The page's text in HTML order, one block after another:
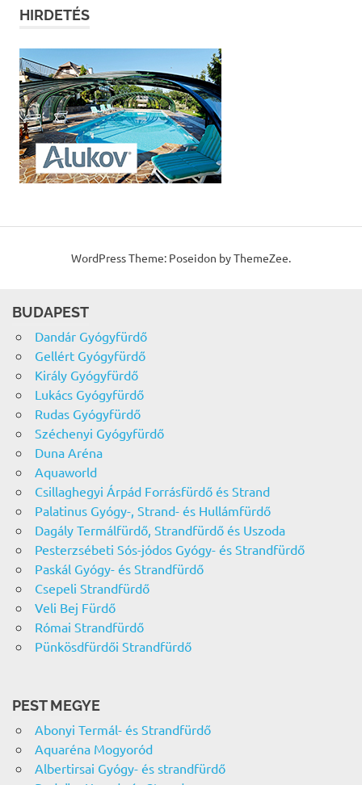
HIRDETÉS
WordPress Theme: Poseidon by ThemeZee.
BUDAPEST
Dandár Gyógyfürdő
Gellért Gyógyfürdő
Király Gyógyfürdő
Lukács Gyógyfürdő
Rudas Gyógyfürdő
Széchenyi Gyógyfürdő
Duna Aréna
Aquaworld
Csillaghegyi Árpád Forrásfürdő és Strand
Palatinus Gyógy-, Strand- és Hullámfürdő
Dagály Termálfürdő, Strandfürdő és Uszoda
Pesterzsébeti Sós-jódos Gyógy- és Strandfürdő
Paskál Gyógy- és Strandfürdő
Csepeli Strandfürdő
Veli Bej Fürdő
Római Strandfürdő
Pünkösdfürdői Strandfürdő
PEST MEGYE
Abonyi Termál- és Strandfürdő
Aquaréna Mogyoród
Albertirsai Gyógy- és strandfürdő